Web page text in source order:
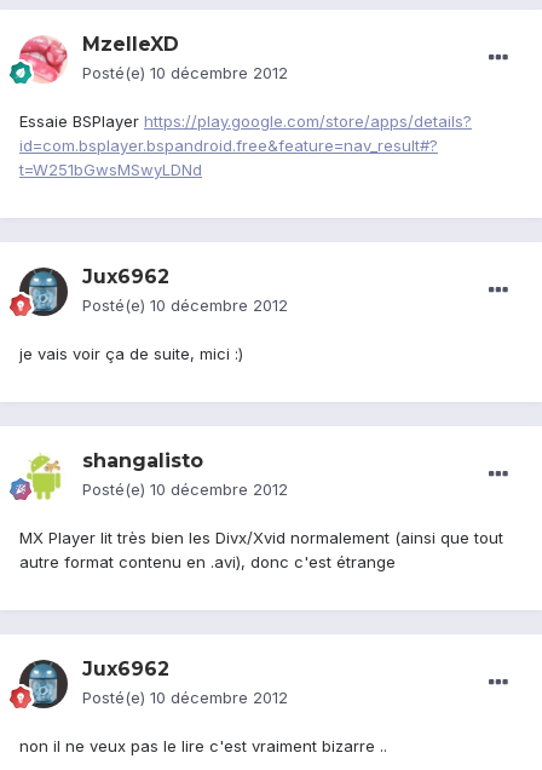
MzelleXD
Posté(e) 10 décembre 2012
Essaie BSPlayer https://play.google.com/store/apps/details?
id=com.bsplayer.bspandroid.free&feature=nav_result#?
t=W251bGwsMSwyLDNd
Jux6962
Posté(e) 10 décembre 2012
je vais voir ça de suite, mici :)
shangalisto
Posté(e) 10 décembre 2012
MX Player lit très bien les Divx/Xvid normalement (ainsi que tout
autre format contenu en .avi), donc c'est étrange
Jux6962
Posté(e) 10 décembre 2012
non il ne veux pas le lire c'est vraiment bizarre ..